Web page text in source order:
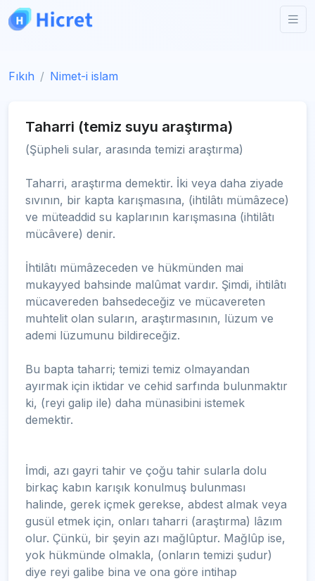
Fıkıh Nimet-i islam
Taharri (temiz suyu araştırma)
(Şüpheli sular, arasında temizi araştırma)
Taharri, araştırma demektir. İki veya daha ziyade
sıvının, bir kapta karışmasına, (ihtilâtı mümâzece)
ve müteaddid su kaplarının karışmasına (ihtilâtı
mücâvere) denir.
İhtilâtı mümâzeceden ve hükmünden mai
mukayyed bahsinde malûmat vardır. Şimdi, ihtilâtı
mücavereden bahsedeceğiz ve mücavereten
muhtelit olan suların, araştırmasının, lüzum ve
ademi lüzumunu bildireceğiz.
Bu bapta taharri; temizi temiz olmayandan
ayırmak için iktidar ve cehid sarfında bulunmaktır
ki, (reyi galip ile) daha münasibini istemek
demektir.
İmdi, azı gayri tahir ve çoğu tahir sularla dolu
birkaç kabın karışık konulmuş bulunması
halinde, gerek içmek gerekse, abdest almak veya
gusül etmek için, onları taharri (araştırma) lâzım
olur. Çünkü, bir şeyin azı mağlûptur. Mağlûp ise,
yok hükmünde olmakla, (onların temizi şudur)
diye reyi galibe bina ve ona göre intihap